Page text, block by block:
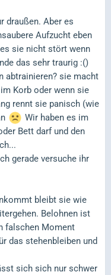
draußen. Aber es
Aufzucht eben
sie nicht stört wenn
das sehr traurig :()
abtrainieren? sie macht
Korb oder wenn sie
rennt sie panisch (wie
Wir haben es im
Bett darf und den
gerade versuche ihr
bleibt sie wie
Belohnen ist
falschen Moment
das stehenbleiben und
sich sich nur schwer